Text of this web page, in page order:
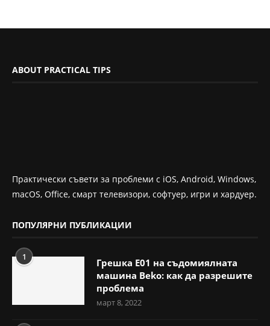
ABOUT PRACTICAL TIPS
Практически съвети за проблеми с iOS, Android, Windows,
macOS, Office, смарт телевизори, софтуер, игри и хардуер.
ПОПУЛЯРНИ ПУБЛИКАЦИИ
1
Грешка E01 на съдомиялната
машина Beko: как да разрешите
проблема
март 8, 2022